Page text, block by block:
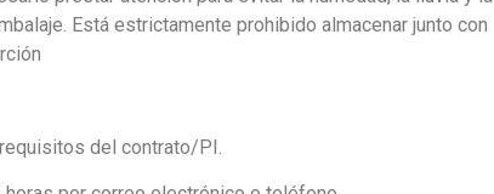
Está estrictamente prohibido almacenar junto con
del contrato/PI.